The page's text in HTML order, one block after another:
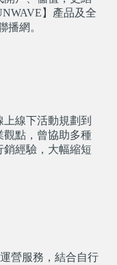
】產品及全
播網。
線下活動規劃到
觀點，曾協助多種
銷經驗，大幅縮短
營服務，結合自行